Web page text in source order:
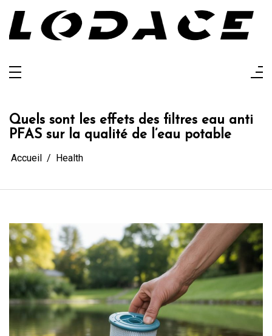
contenu
Lodace
Quels sont les effets des filtres eau anti
PFAS sur la qualité de l’eau potable
Accueil Health